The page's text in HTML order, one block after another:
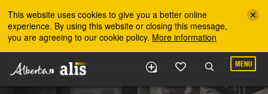
This website uses cookies to give you a better online
experience. By using this website or closing this message,
you are agreeing to our cookie policy. More information
MENU